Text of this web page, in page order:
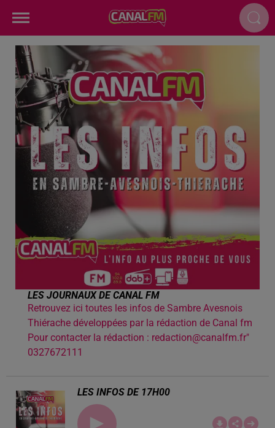
LES JOURNAUX DE CANAL FM
Retrouvez ici toutes les infos de Sambre Avesnois
Thiérache développées par la rédaction de Canal fm
Pour contacter la rédaction : redaction@canalfm.fr"
0327672111
LES INFOS DE 17H00